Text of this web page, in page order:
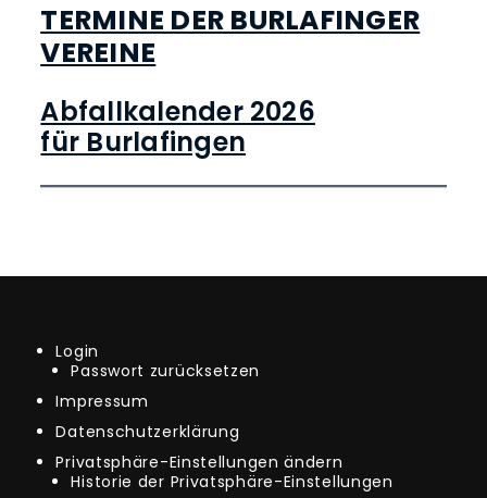
TERMINE DER BURLAFINGER
VEREINE
Abfallkalender 2026
für Burlafingen
Login
Passwort zurücksetzen
Impressum
Datenschutzerklärung
Privatsphäre-Einstellungen ändern
Historie der Privatsphäre-Einstellungen